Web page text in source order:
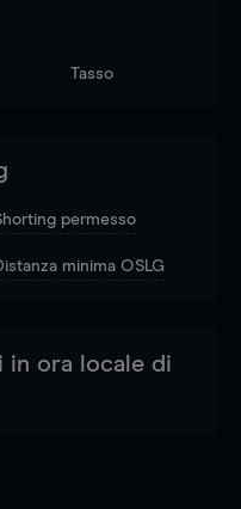
Tasso
permesso
minima OSLG
in ora locale di